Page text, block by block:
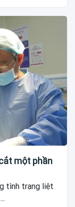
một phần
tình trạng liệt